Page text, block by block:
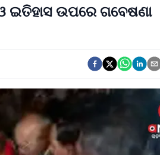
ଇତିହାସ ଉପରେ ଗବେଷଣା